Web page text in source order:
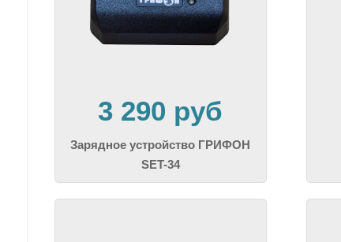
3 290 руб
Зарядное устройство ГРИФОН
SET-34